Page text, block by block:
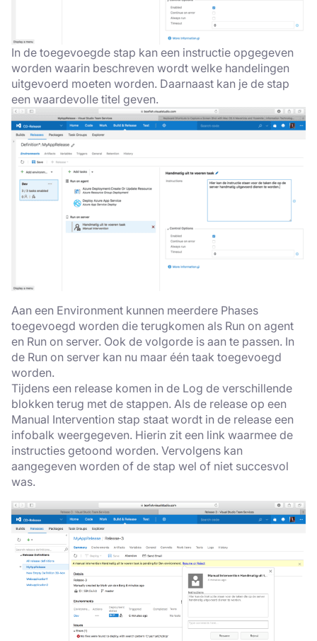
In de toegevoegde stap kan een instructie opgegeven
worden waarin beschreven wordt welke handelingen
uitgevoerd moeten worden. Daarnaast kan je de stap
een waardevolle titel geven.
Aan een Environment kunnen meerdere Phases
toegevoegd worden die terugkomen als Run on agent
en Run on server. Ook de volgorde is aan te passen. In
de Run on server kan nu maar één taak toegevoegd
worden.
Tijdens een release komen in de Log de verschillende
blokken terug met de stappen. Als de release op een
Manual Intervention stap staat wordt in de release een
infobalk weergegeven. Hierin zit een link waarmee de
instructies getoond worden. Vervolgens kan
aangegeven worden of de stap wel of niet succesvol
was.